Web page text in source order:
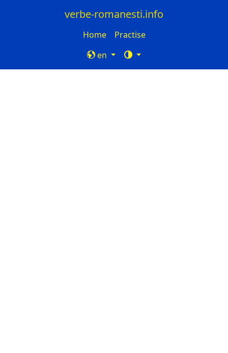
verbe-romanesti.info
Home
Practise
en